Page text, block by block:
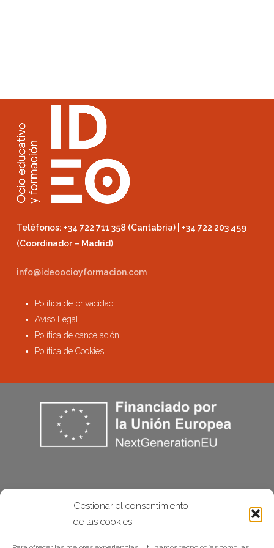
Gestionar el consentimiento
de las cookies
Teléfonos: +34 722 711 358 (Cantabria) | +34 722 203 459
(Coordinador – Madrid)
info@ideoocioyformacion.com
Política de privacidad
Aviso Legal
Política de cancelación
Política de Cookies